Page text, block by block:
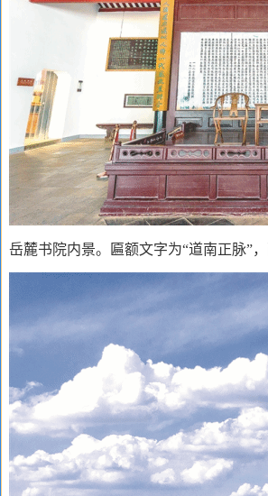
岳麓书院内景。匾额文字为“道南正脉”